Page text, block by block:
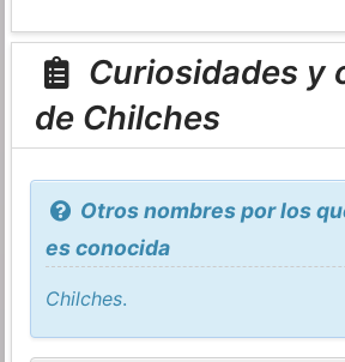
Curiosidades y
de Chilches
Otros nombres por los
es conocida
Chilches.